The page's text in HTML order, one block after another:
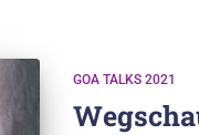
GOA TALKS 2021